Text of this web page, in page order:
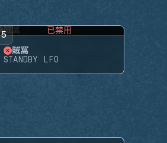
5 已禁用
賊窩
STANDBY LFO